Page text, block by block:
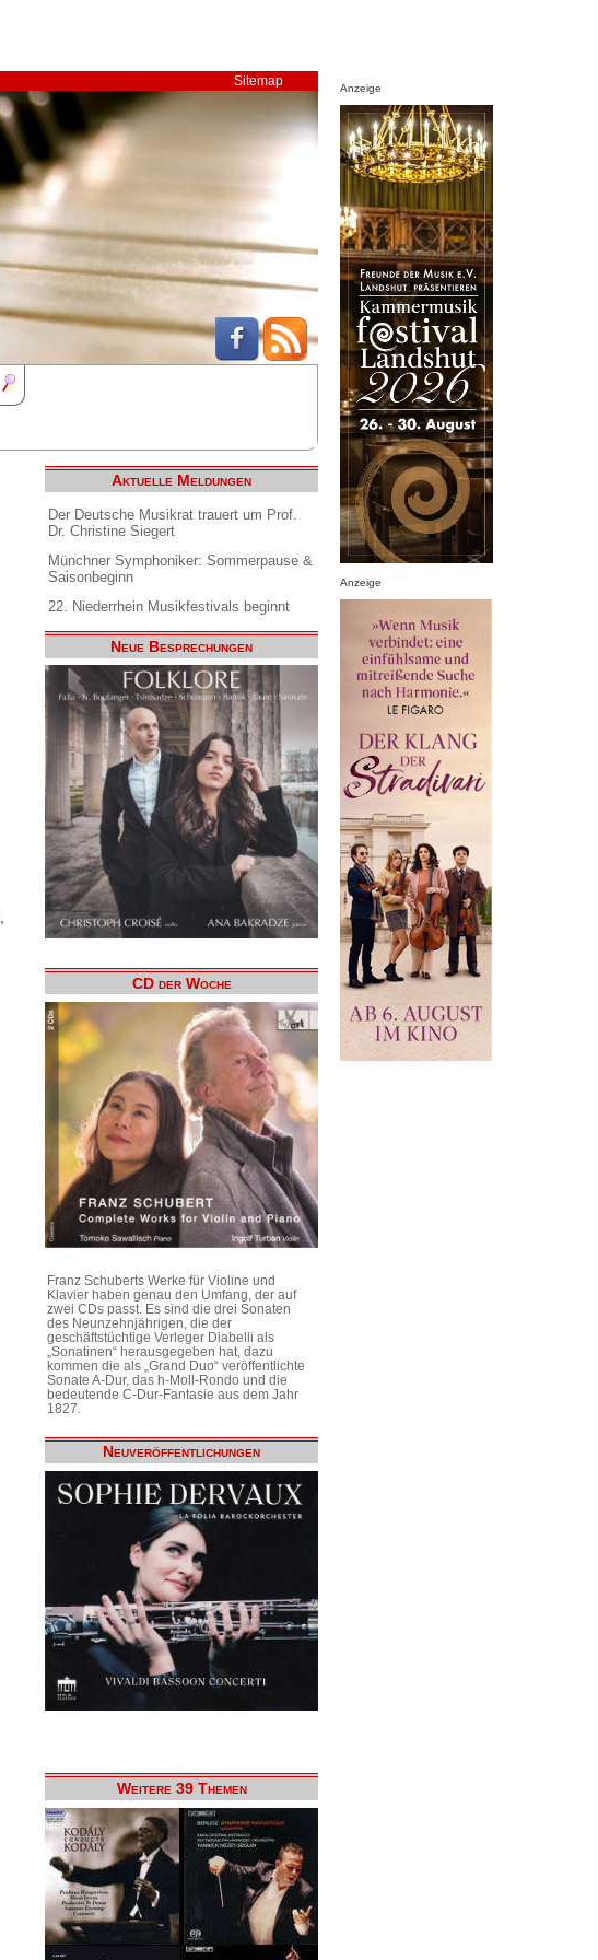
Sitemap
Aktuelle Meldungen
Der Deutsche Musikrat trauert um Prof.
Dr. Christine Siegert
Münchner Symphoniker: Sommerpause &
Saisonbeginn
22. Niederrhein Musikfestivals beginnt
Neue Besprechungen
CD der Woche
Franz Schuberts Werke für Violine und
Klavier haben genau den Umfang, der auf
zwei CDs passt. Es sind die drei Sonaten
des Neunzehnjährigen, die der
geschäftstüchtige Verleger Diabelli als
„Sonatinen“ herausgegeben hat, dazu
kommen die als „Grand Duo“ veröffentlichte
Sonate A-Dur, das h-Moll-Rondo und die
bedeutende C-Dur-Fantasie aus dem Jahr
1827.
Neuveröffentlichungen
Weitere 39 Themen
Anzeige
Anzeige